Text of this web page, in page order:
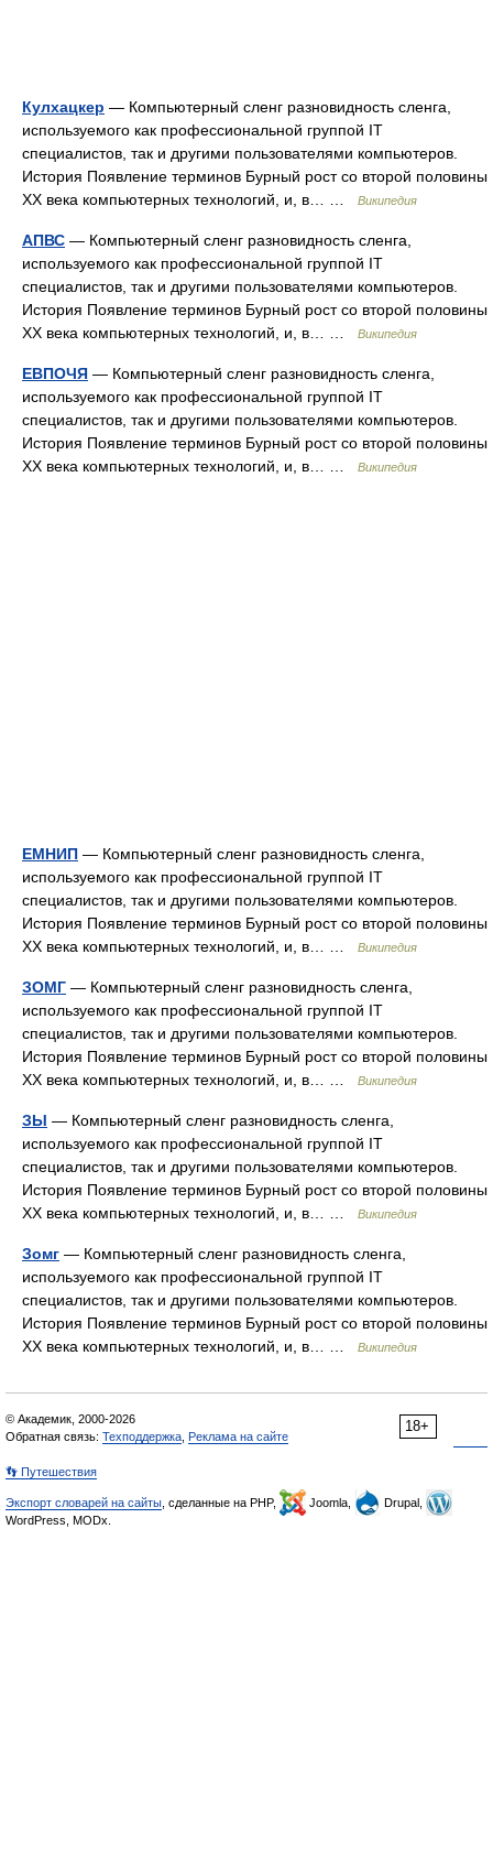
Кулхацкер — Компьютерный сленг разновидность сленга,
используемого как профессиональной группой IT
специалистов, так и другими пользователями компьютеров.
История Появление терминов Бурный рост со второй половины
XX века компьютерных технологий, и, в… …
Википедия
АПВС — Компьютерный сленг разновидность сленга,
используемого как профессиональной группой IT
специалистов, так и другими пользователями компьютеров.
История Появление терминов Бурный рост со второй половины
XX века компьютерных технологий, и, в… …
Википедия
ЕВПОЧЯ — Компьютерный сленг разновидность сленга,
используемого как профессиональной группой IT
специалистов, так и другими пользователями компьютеров.
История Появление терминов Бурный рост со второй половины
XX века компьютерных технологий, и, в… …
Википедия
ЕМНИП — Компьютерный сленг разновидность сленга,
используемого как профессиональной группой IT
специалистов, так и другими пользователями компьютеров.
История Появление терминов Бурный рост со второй половины
XX века компьютерных технологий, и, в… …
Википедия
ЗОМГ — Компьютерный сленг разновидность сленга,
используемого как профессиональной группой IT
специалистов, так и другими пользователями компьютеров.
История Появление терминов Бурный рост со второй половины
XX века компьютерных технологий, и, в… …
Википедия
ЗЫ — Компьютерный сленг разновидность сленга,
используемого как профессиональной группой IT
специалистов, так и другими пользователями компьютеров.
История Появление терминов Бурный рост со второй половины
XX века компьютерных технологий, и, в… …
Википедия
Зомг — Компьютерный сленг разновидность сленга,
используемого как профессиональной группой IT
специалистов, так и другими пользователями компьютеров.
История Появление терминов Бурный рост со второй половины
XX века компьютерных технологий, и, в… …
Википедия
18+
© Академик, 2000-2026
Обратная связь: Техподдержка Реклама на сайте
👣 Путешествия
Экспорт словарей на сайты , сделанные на PHP, Joomla,
Drupal,
WordPress, MODx.